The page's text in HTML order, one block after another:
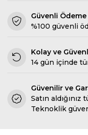
Güvenli Ödeme
%100 güvenli
Kolay ve
14 gün içinde
Güvenilir ve
Satın
Teknoklik